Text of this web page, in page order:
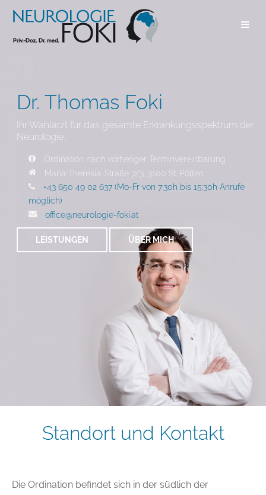
Dr. Thomas Foki
Ihr Wahlarzt für das gesamte Erkrankungsspektrum der
Neurologie.
Ordination nach vorheriger Terminvereinbarung
Maria Theresia-Straße 7/3, 3100 St. Pölten
+43 650 49 02 637 (Mo-Fr von 7:30h bis 15:30h Anrufe
möglich)
office@neurologie-foki.at
LEISTUNGEN ÜBER MICH
Standort und Kontakt
Die Ordination befindet sich in der südlich der